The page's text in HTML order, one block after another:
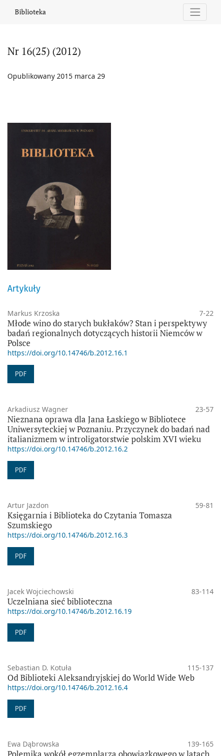
Biblioteka
Nr 16(25) (2012)
Opublikowany 2015 marca 29
Artykuły
Markus Krzoska 7-22
Młode wino do starych bukłaków? Stan i perspektywy
badań regionalnych dotyczących historii Niemców w
Polsce
https://doi.org/10.14746/b.2012.16.1
PDF
Arkadiusz Wagner 23-57
Nieznana oprawa dla Jana Łaskiego w Bibliotece
Uniwersyteckiej w Poznaniu. Przyczynek do badań nad
italianizmem w introligatorstwie polskim XVI wieku
https://doi.org/10.14746/b.2012.16.2
PDF
Artur Jazdon 59-81
Księgarnia i Biblioteka do Czytania Tomasza
Szumskiego
https://doi.org/10.14746/b.2012.16.3
PDF
Jacek Wojciechowski 83-114
Uczelniana sieć biblioteczna
https://doi.org/10.14746/b.2012.16.19
PDF
Sebastian D. Kotuła 115-137
Od Biblioteki Aleksandryjskiej do World Wide Web
https://doi.org/10.14746/b.2012.16.4
PDF
Ewa Dąbrowska 139-165
Polemika wokół egzemplarza obowiązkowego w latach